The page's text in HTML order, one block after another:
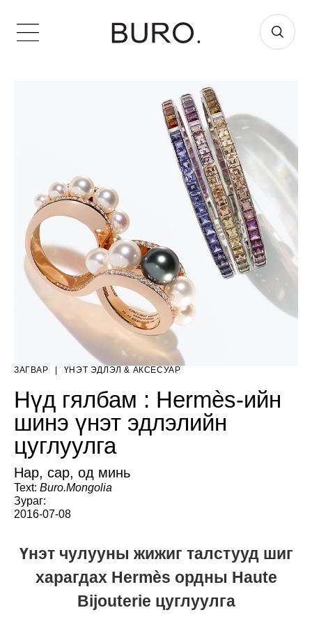
ЗАГВАР ҮНЭТ ЭДЛЭЛ & АКСЕСУАР
Нүд гялбам : Hermès-ийн
шинэ үнэт эдлэлийн
цуглуулга
Нар, сар, од минь
Text: Buro.Mongolia
Зураг:
2016-07-08
Үнэт чулууны жижиг талстууд шиг
харагдах Hermès ордны Haute
Bijouterie цуглуулга